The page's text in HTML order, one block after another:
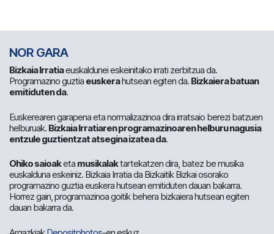
NOR GARA
Bizkaia Irratiaeuskaldunei eskeinitako irrati zerbitzua da.
Programazino guztia euskerahutsean egiten da. Bizkaiera batuan
emitiduten da.
Euskerearen garapena eta normalizazinoa dira irratsaio berezi batzuen
helburuak. Bizkaia Irratiaren programazinoaren helburu nagusia
entzule guztientzat atsegina izatea da.
Ohiko saioaketa musikalaktartekatzen dira, batez be musika
euskalduna eskeiniz. Bizkaia Irratia da Bizkaitik Bizkai osorako
programazino guztia euskera hutsean emitiduten dauan bakarra.
Horrez gain, programazinoa goitik behera bizkaiera hutsean egiten
dauan bakarra da.